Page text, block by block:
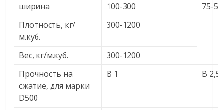
ширина
100-300
75-
Плотность, кг/
м.куб.
300-1200
Вес, кг/м.куб.
300-1200
Прочность на
сжатие, для марки
D500
В 1 В